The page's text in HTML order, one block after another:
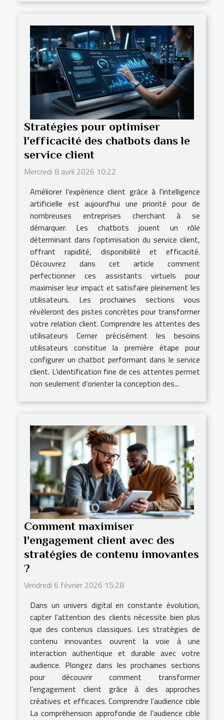
Stratégies pour optimiser
l'efficacité des chatbots dans le
service client
Mercredi 8 avril 2026 10:22
Améliorer l'expérience client grâce à l'intelligence
artificielle est aujourd'hui une priorité pour de
nombreuses entreprises cherchant à se
démarquer. Les chatbots jouent un rôle
déterminant dans l'optimisation du service client,
offrant rapidité, disponibilité et efficacité.
Découvrez dans cet article comment
perfectionner ces assistants virtuels pour
maximiser leur impact et satisfaire pleinement les
utilisateurs. Les prochaines sections vous
révèleront des pistes concrètes pour transformer
votre relation client. Comprendre les attentes des
utilisateurs Cerner précisément les besoins
utilisateurs constitue la première étape pour
configurer un chatbot performant dans le service
client. L’identification fine de ces attentes permet
non seulement d’orienter la conception des...
Comment maximiser
l'engagement client avec des
stratégies de contenu innovantes
?
Vendredi 6 février 2026 15:28
Dans un univers digital en constante évolution,
capter l'attention des clients nécessite bien plus
que des contenus classiques. Les stratégies de
contenu innovantes ouvrent la voie à une
interaction authentique et durable avec votre
audience. Plongez dans les prochaines sections
pour découvrir comment transformer
l'engagement client grâce à des approches
créatives et efficaces. Comprendre l’audience cible
La compréhension approfondie de l’audience cible